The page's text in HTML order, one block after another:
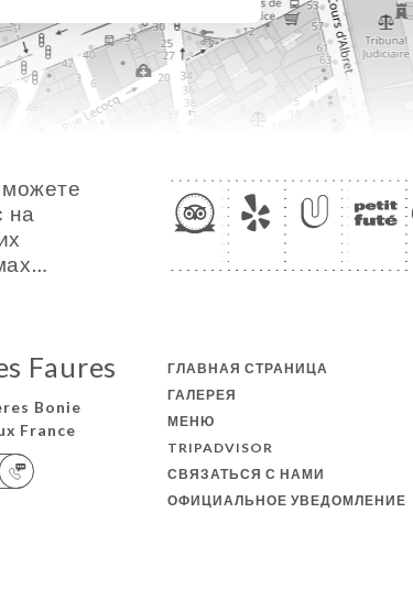
на
Faures
Bonie
France
ГЛАВНАЯ СТРАНИЦА
ГАЛЕРЕЯ
МЕНЮ
TRIPADVISOR
СВЯЗАТЬСЯ С НАМИ
ОФИЦИАЛЬНОЕ УВЕДОМЛЕНИЕ